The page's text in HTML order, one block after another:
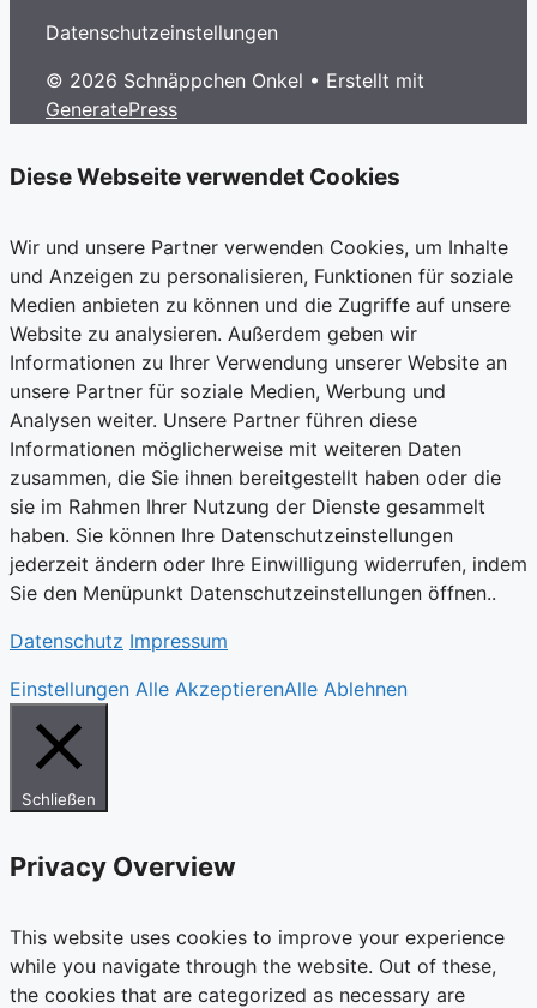
Datenschutzeinstellungen
© 2026 Schnäppchen Onkel • Erstellt mit
GeneratePress
Diese Webseite verwendet Cookies
Wir und unsere Partner verwenden Cookies, um Inhalte
und Anzeigen zu personalisieren, Funktionen für soziale
Medien anbieten zu können und die Zugriffe auf unsere
Website zu analysieren. Außerdem geben wir
Informationen zu Ihrer Verwendung unserer Website an
unsere Partner für soziale Medien, Werbung und
Analysen weiter. Unsere Partner führen diese
Informationen möglicherweise mit weiteren Daten
zusammen, die Sie ihnen bereitgestellt haben oder die
sie im Rahmen Ihrer Nutzung der Dienste gesammelt
haben. Sie können Ihre Datenschutzeinstellungen
jederzeit ändern oder Ihre Einwilligung widerrufen, indem
Sie den Menüpunkt Datenschutzeinstellungen öffnen..
Datenschutz Impressum
Einstellungen Alle AkzeptierenAlle Ablehnen
Schließen
Privacy Overview
This website uses cookies to improve your experience
while you navigate through the website. Out of these,
the cookies that are categorized as necessary are